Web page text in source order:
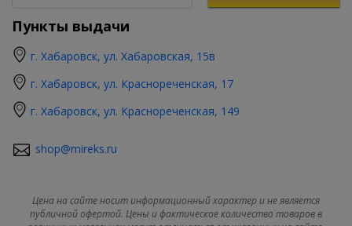
Пункты выдачи
г. Хабаровск, ул. Хабаровская, 15в
г. Хабаровск, ул. Краснореченская, 17
г. Хабаровск, ул. Краснореченская, 149
shop@mireks.ru
Цена на сайте носит информационный характер и не является
публичной офертой. Цены и фактическое количество товаров в